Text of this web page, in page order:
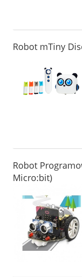
Robot mTiny
Robot
Micro:bit)